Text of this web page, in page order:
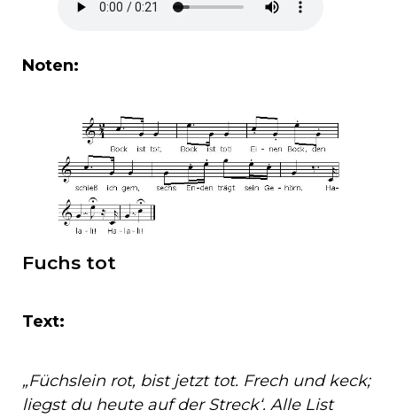
Noten:
Fuchs tot
Text:
„Füchslein rot, bist jetzt tot. Frech und keck;
liegst du heute auf der Streck‘. Alle List